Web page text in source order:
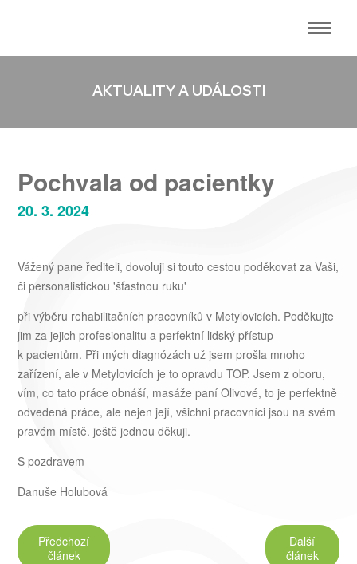
AKTUALITY A UDÁLOSTI
Pochvala od pacientky
20. 3. 2024
Vážený pane řediteli, dovoluji si touto cestou poděkovat za Vaši,
či personalistickou 'šťastnou ruku'
při výběru rehabilitačních pracovníků v Metylovicích. Poděkujte
jim za jejich profesionalitu a perfektní lidský přístup
k pacientům. Při mých diagnózách už jsem prošla mnoho
zařízení, ale v Metylovicích je to opravdu TOP. Jsem z oboru,
vím, co tato práce obnáší, masáže paní Olivové, to je perfektně
odvedená práce, ale nejen její, všichni pracovníci jsou na svém
pravém místě. ještě jednou děkuji.
S pozdravem
Danuše Holubová
Další
článek
Předchozí
článek